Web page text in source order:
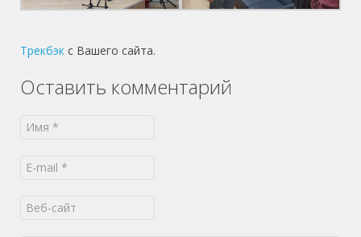
Трекбэк с Вашего сайта.
Оставить комментарий